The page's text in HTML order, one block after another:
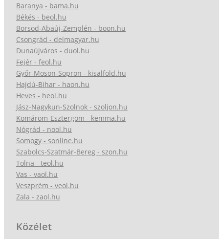
Baranya - bama.hu
Békés - beol.hu
Borsod-Abaúj-Zemplén - boon.hu
Csongrád - delmagyar.hu
Dunaújváros - duol.hu
Fejér - feol.hu
Győr-Moson-Sopron - kisalfold.hu
Hajdú-Bihar - haon.hu
Heves - heol.hu
Jász-Nagykun-Szolnok - szoljon.hu
Komárom-Esztergom - kemma.hu
Nógrád - nool.hu
Somogy - sonline.hu
Szabolcs-Szatmár-Bereg - szon.hu
Tolna - teol.hu
Vas - vaol.hu
Veszprém - veol.hu
Zala - zaol.hu
Közélet